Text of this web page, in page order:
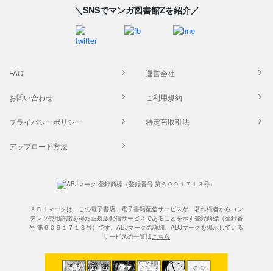
＼SNSでマンガ図書館Zを紹介／
FAQ 運営会社
お問い合わせ ご利用規約
プライバシーポリシー 特定商取引法
アップロード方法
ＡＢＪマークは、この電子書店・電子書籍配信サービスが、著作権者からコン
テンツ使用許諾を得た正規版配信サービスであることを示す登録商標（登録番
号 第６０９１７１３号）です。ABJマークの詳細、ABJマークを掲示している
サービスの一覧は こちら